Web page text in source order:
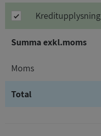
Kreditupplysning
Summa exkl.moms
Moms
Total